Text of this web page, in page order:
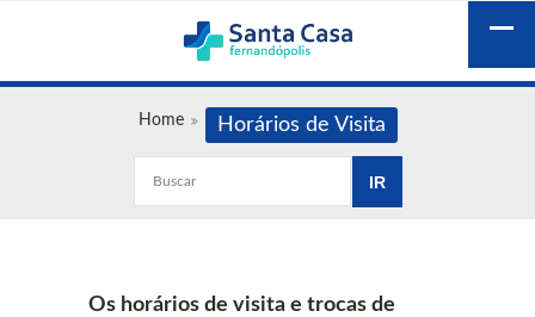
Home Horários de Visita
Os horários de visita e trocas de